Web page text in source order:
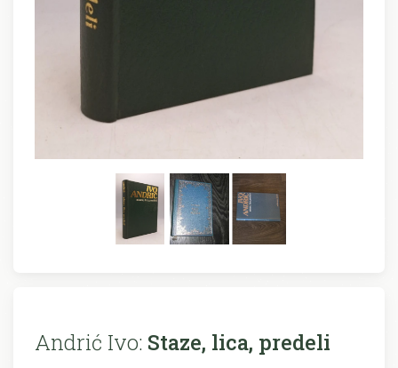
Andrić Ivo: Staze, lica, predeli